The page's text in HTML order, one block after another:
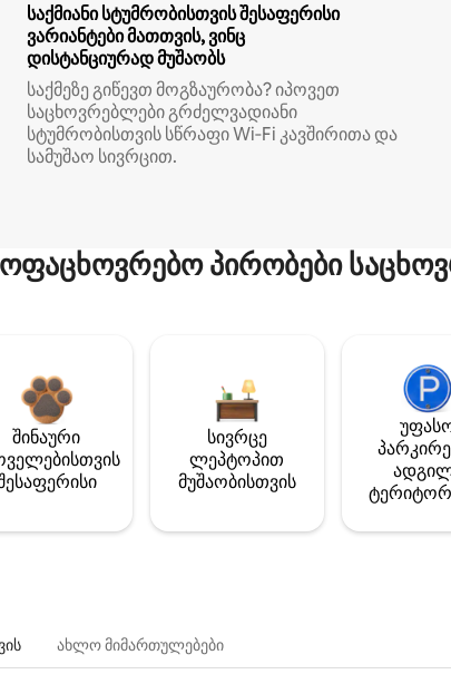
საქმიანი სტუმრობისთვის შესაფერისი
ვარიანტები მათთვის, ვინც
დისტანციურად მუშაობს
საქმეზე გიწევთ მოგზაურობა? იპოვეთ
საცხოვრებლები გრძელვადიანი
სტუმრობისთვის სწრაფი Wi‑Fi კავშირითა და
სამუშაო სივრცით.
პირობები
შინაური
სივრცე
ლეპტოპით
მუშაობისთვის
ახლო მიმართულებები